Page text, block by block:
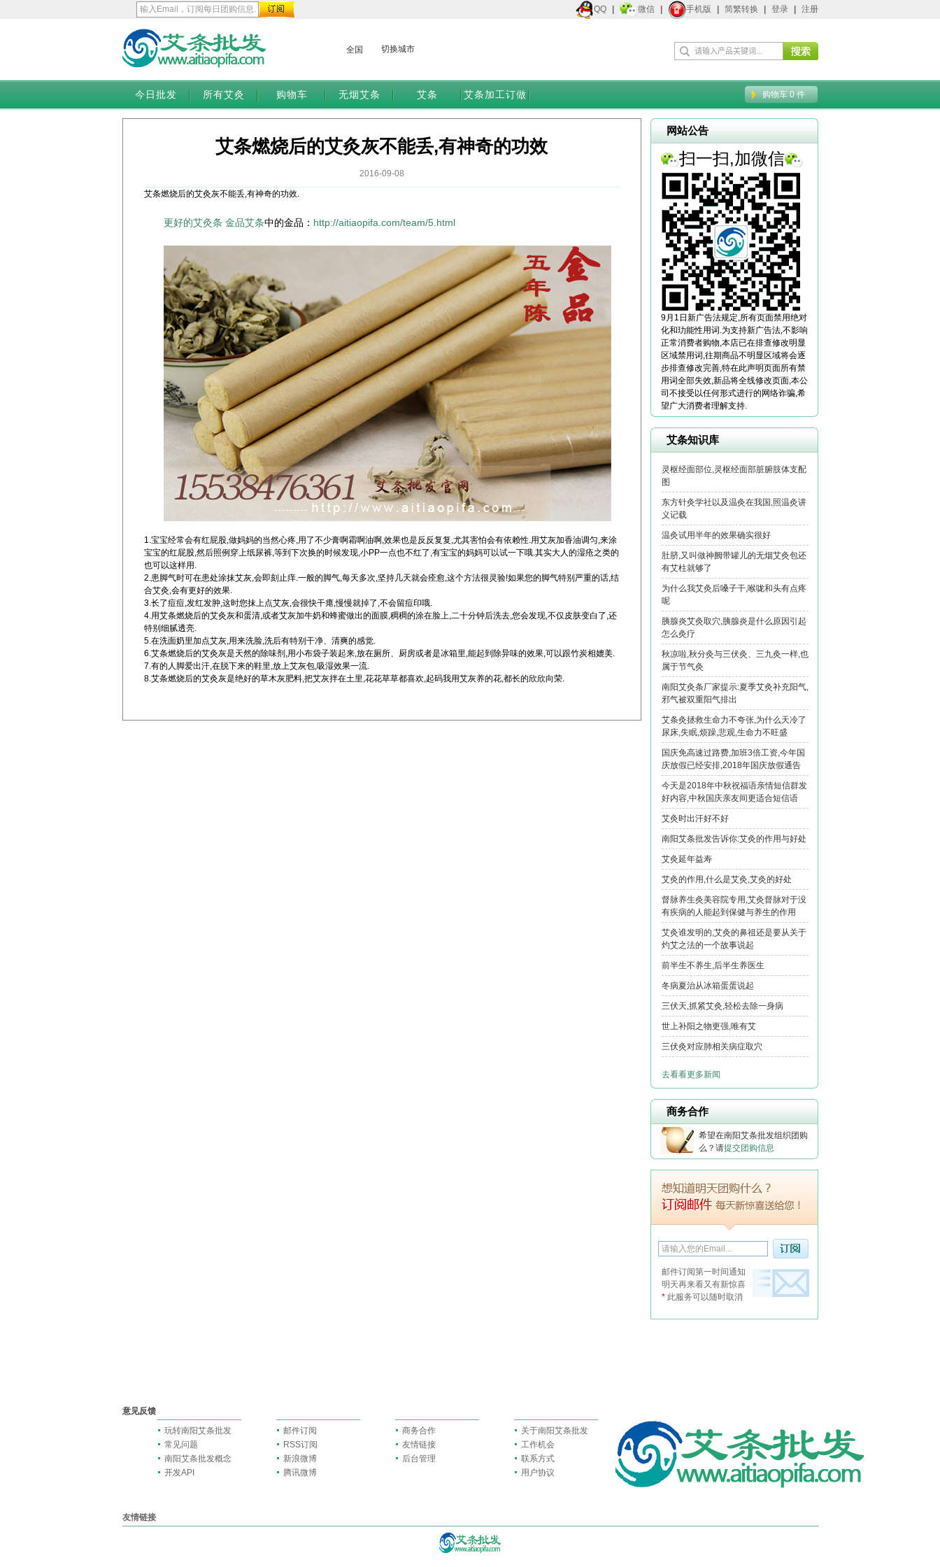
全国 切换城市
购物车0件
今日批发 所有艾灸 购物车 无烟艾条 艾条 艾条加工订做
QQ 微信 手机版 简繁转换 登录 注册
艾条燃烧后的艾灸灰不能丢,有神奇的功效
2016-09-08
艾条燃烧后的艾灸灰不能丢,有神奇的功效.
更好的艾灸条 金品艾条中的金品： http://aitiaopifa.com/team/5.html
1.宝宝经常会有红屁股,做妈妈的当然心疼,用了不少膏啊霜啊油啊,效果也是反反复复,尤其害怕会有依赖性.用艾灰加香油调匀,来涂
宝宝的红屁股,然后照例穿上纸尿裤,等到下次换的时候发现,小PP一点也不红了,有宝宝的妈妈可以试一下哦.其实大人的湿疮之类的
也可以这样用.
2.患脚气时可在患处涂抹艾灰,会即刻止痒.一般的脚气,每天多次,坚持几天就会痊愈,这个方法很灵验!如果您的脚气特别严重的话,结
合艾灸,会有更好的效果.
3.长了痘痘,发红发肿,这时您抹上点艾灰,会很快干瘪,慢慢就掉了,不会留痘印哦.
4.用艾条燃烧后的艾灸灰和蛋清,或者艾灰加牛奶和蜂蜜做出的面膜,稠稠的涂在脸上,二十分钟后洗去,您会发现,不仅皮肤变白了,还
特别细腻透亮.
5.在洗面奶里加点艾灰,用来洗脸,洗后有特别干净、清爽的感觉.
6.艾条燃烧后的艾灸灰是天然的除味剂,用小布袋子装起来,放在厕所、厨房或者是冰箱里,能起到除异味的效果,可以跟竹炭相媲美.
7.有的人脚爱出汗,在脱下来的鞋里,放上艾灰包,吸湿效果一流.
8.艾条燃烧后的艾灸灰是绝好的草木灰肥料,把艾灰拌在土里,花花草草都喜欢,起码我用艾灰养的花,都长的欣欣向荣.
网站公告
扫一扫,加微信
9月1日新广告法规定,所有页面禁用绝对
化和玏能性用词.为支持新广告法,不影响
正常消费者购物,本店已在排查修改明显
区域禁用词,往期商品不明显区域将会逐
步排查修改完善,特在此声明页面所有禁
用词全部失效,新品将全线修改页面,本公
司不接受以任何形式进行的网络诈骗,希
望广大消费者理解支持.
艾条知识库
灵枢经面部位,灵枢经面部脏腑肢体支配
图
东方针灸学社以及温灸在我国,照温灸讲
义记载
温灸试用半年的效果确实很好
肚脐,又叫做神阙带罐儿的无烟艾灸包还
有艾柱就够了
为什么我艾灸后嗓子干,喉咙和头有点疼
呢
胰腺炎艾灸取穴,胰腺炎是什么原因引起
怎么灸疗
秋凉啦,秋分灸与三伏灸、三九灸一样,也
属于节气灸
南阳艾灸条厂家提示:夏季艾灸补充阳气,
邪气被双重阳气排出
艾条灸拯救生命力不夸张,为什么天冷了
尿床,失眠,烦躁,悲观,生命力不旺盛
国庆免高速过路费,加班3倍工资,今年国
庆放假已经安排,2018年国庆放假通告
今天是2018年中秋祝福语亲情短信群发
好内容,中秋国庆亲友间更适合短信语
艾灸时出汗好不好
南阳艾条批发告诉你:艾灸的作用与好处
艾灸延年益寿
艾灸的作用,什么是艾灸,艾灸的好处
督脉养生灸美容院专用,艾灸督脉对于没
有疾病的人能起到保健与养生的作用
艾灸谁发明的,艾灸的鼻祖还是要从关于
灼艾之法的一个故事说起
前半生不养生,后半生养医生
冬病夏治从冰箱蛋蛋说起
三伏天,抓紧艾灸,轻松去除一身病
世上补阳之物更强,唯有艾
三伏灸对应肺相关病症取穴
天,7-12~14号全年艾灸效果更好
常灸背,活百岁,建议用专业的背部督脉艾
灸箱
立春,上班啦,百年一遇注定不平凡
艾条燃烧后的艾灸灰不能丢,有神奇的功
堵了就艾灸打通经络
大雪天寒冷多温补,首选艾灸,大雪节气要
通告北京快递因阅兵进京快递要停发,持
续到9月3日阅兵之后再发
厂家教您怎么认识艾,上品陈艾优点,渗透
力好,艾灰不易脱落,不会对人体造成危害
去看看更多新闻
商务合作
希望在南阳艾条批发组织团购
么？请提交团购信息
邮件订阅第一时间通知
明天再来看又有新惊喜
*此服务可以随时取消
意见反馈
玩转南阳艾条批发
常见问题
南阳艾条批发概念
开发API
邮件订阅
RSS订阅
新浪微博
腾讯微博
商务合作
友情链接
后台管理
关于南阳艾条批发
工作机会
联系方式
用户协议
友情链接